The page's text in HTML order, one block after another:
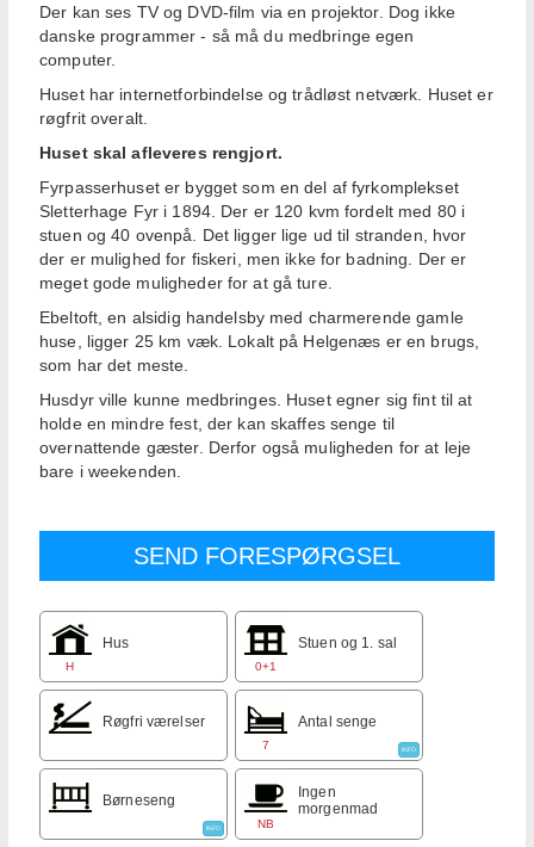
Der kan ses TV og DVD-film via en projektor. Dog ikke
danske programmer - så må du medbringe egen
computer.
Huset har internetforbindelse og trådløst netværk. Huset er
røgfrit overalt.
Huset skal afleveres rengjort.
Fyrpasserhuset er bygget som en del af fyrkomplekset
Sletterhage Fyr i 1894. Der er 120 kvm fordelt med 80 i
stuen og 40 ovenpå. Det ligger lige ud til stranden, hvor
der er mulighed for fiskeri, men ikke for badning. Der er
meget gode muligheder for at gå ture.
Ebeltoft, en alsidig handelsby med charmerende gamle
huse, ligger 25 km væk. Lokalt på Helgenæs er en brugs,
som har det meste.
Husdyr ville kunne medbringes. Huset egner sig fint til at
holde en mindre fest, der kan skaffes senge til
overnattende gæster. Derfor også muligheden for at leje
bare i weekenden.
H
Hus
0+1
Stuen og 1. sal
Røgfri værelser
7
Antal senge
INFO
Børneseng
INFO NB
Ingen
morgenmad